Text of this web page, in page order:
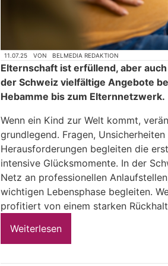
11.07.25 VON BELMEDIA REDAKTION
Elternschaft ist erfüllend, aber
der Schweiz vielfältige Angebote
Hebamme bis zum Elternnetzwerk.
Wenn ein Kind zur Welt kommt,
grundlegend. Fragen, Unsicherheiten
Herausforderungen begleiten die
intensive Glücksmomente. In der
Netz an professionellen
wichtigen Lebensphase begleiten.
profitiert von einem starken
Weiterlesen